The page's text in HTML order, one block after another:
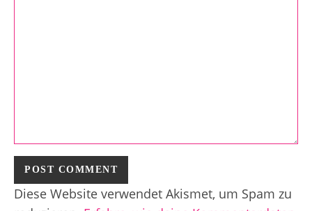
Diese Website verwendet Akismet, um Spam zu